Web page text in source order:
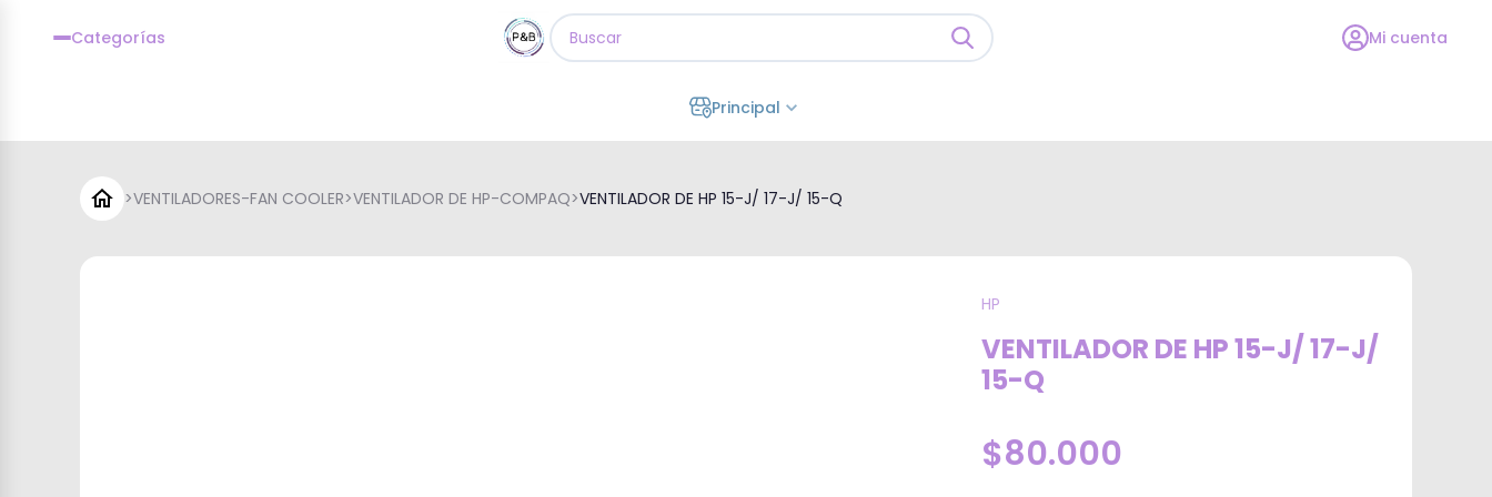
Categorías Mi cuenta
Principal
>VENTILADORES-FAN COOLER>VENTILADOR DE HP-COMPAQ>VENTILADOR DE HP 15-J/ 17-J/ 15-Q
HP
VENTILADOR DE HP 15-J/ 17-J/
15-Q
$80.000